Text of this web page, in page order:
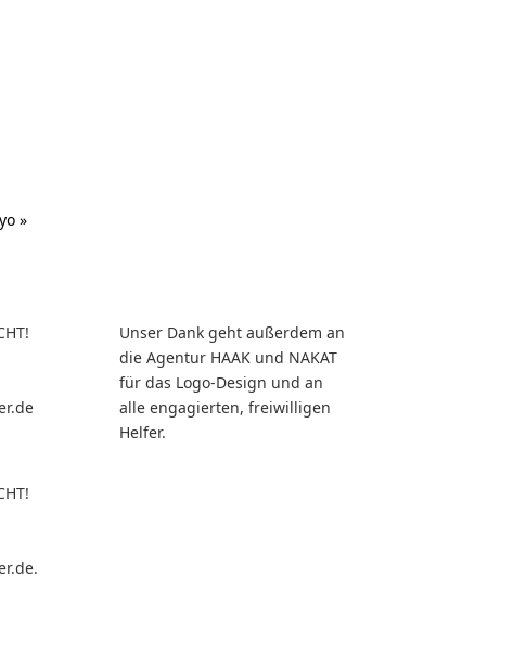
»
Unser Dank geht außerdem an
die Agentur HAAK und NAKAT
für das Logo-Design und an
alle engagierten, freiwilligen
Helfer.